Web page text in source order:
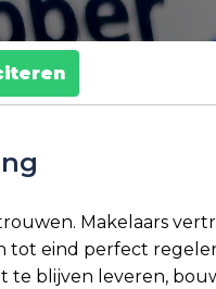
Makelaars
eind perfect
te blijven leveren,